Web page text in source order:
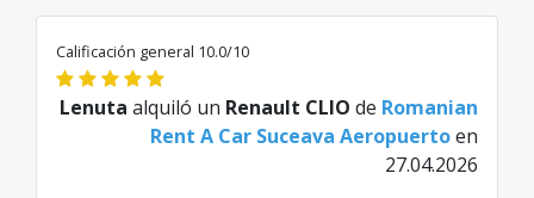
Calificación general 10.0/10
Lenuta alquiló un Renault CLIO de Romanian
Rent A Car Suceava Aeropuertoen
27.04.2026